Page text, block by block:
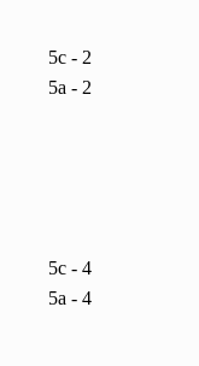
5c - 2
5a - 2
5c - 4
5a - 4